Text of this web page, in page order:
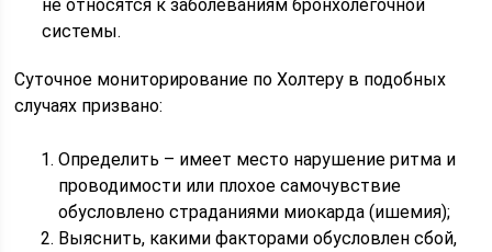
не относятся к заболеваниям бронхолегочной
системы.
Суточное мониторирование по Холтеру в подобных
случаях призвано:
Определить – имеет место нарушение ритма и
проводимости или плохое самочувствие
обусловлено страданиями миокарда (ишемия);
Выяснить, какими факторами обусловлен сбой,